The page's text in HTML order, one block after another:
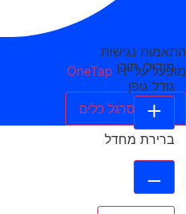
התאמות נגישות
מופעל על ידי OneTap
הסתר סרגל כלים
מודולי תוכן
גודל גופן
ברירת מחדל